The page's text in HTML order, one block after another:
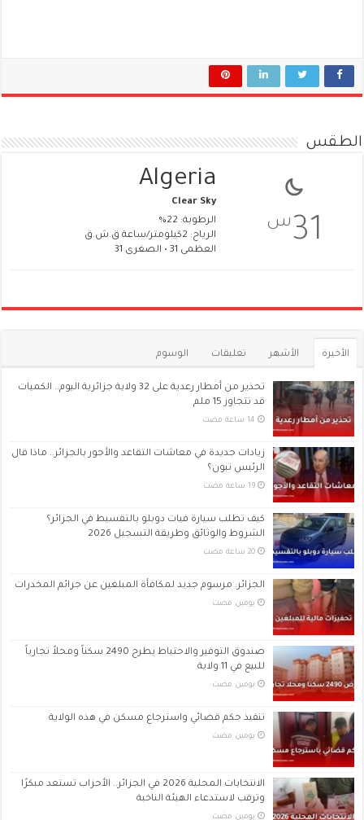
الطقس
31 س
Algeria
Clear Sky
الرطوبة: 22%
الرياح: 2كيلومتر/ساعة ق.ش.ق‎
العظمى 31 • الصغرى 31
الأخيرة الأشهر تعليقات الوسوم
تحذير من أمطار رعدية على 32 ولاية جزائرية اليوم.. الكميات
قد تتجاوز 15 ملم
زيادات جديدة في معاشات التقاعد والأجور بالجزائر.. ماذا قال
الرئيس تبون؟
‏19 ساعة مضت
كيف تطلب سيارة فيات دوبلو بالتقسيط في الجزائر؟
الشروط والوثائق وطريقة التسجيل 2026
‏20 ساعة مضت
الجزائر: مرسوم جديد لمكافأة المبلغين عن جرائم المخدرات
‏يومين مضت
صندوق التوفير والاحتياط يطرح 2490 سكناً ومحلاً تجارياً
للبيع في 11 ولاية
‏يومين مضت
تنفيذ حكم قضائي واسترجاع مسكن في هذه الولاية
‏يومين مضت
الانتخابات المحلية 2026 في الجزائر.. الأحزاب تستعد مبكرًا
وترقب لاستدعاء الهيئة الناخبة
‏يومين مضت